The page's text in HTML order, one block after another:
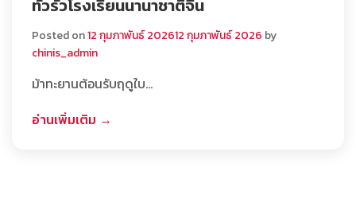
ทั่วรั้วโรงเรียนนานาชาติจีน
Posted on12 กุมภาพันธ์ 202612 กุมภาพันธ์ 2026 by
chinis_admin
ม้าทะยานต้อนรับฤดูใบ…
อ่านเพิ่มเติม →